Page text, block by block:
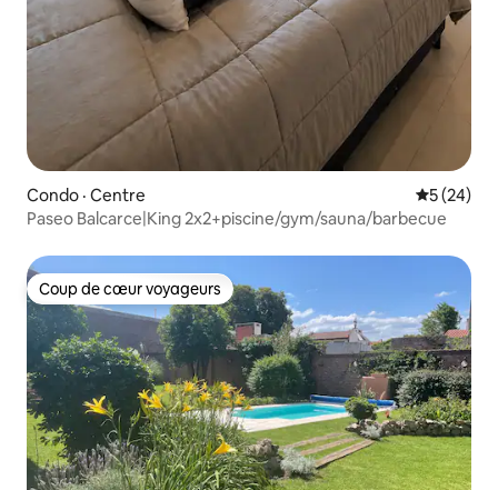
Condo · Centre Note
5 (24)
Paseo Balcarce|King 2x2+piscine/gym/sauna/barbecue
Coup de cœur voyageurs
Coup de cœur voyageurs